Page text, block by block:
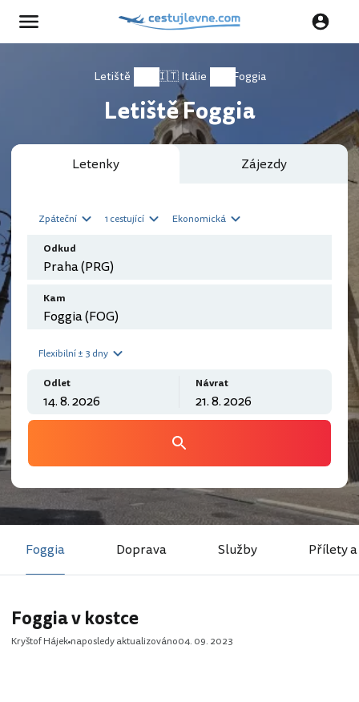
Letiště 🇮🇹 Itálie Foggia
Letiště Foggia
Letenky Zájezdy
Zpáteční 1 cestující Ekonomická
Odkud
Kam
Flexibilní ± 3 dny
Odlet Návrat
Foggia Doprava Služby Přílety
Foggia v kostce
Kryštof Hájek naposledy aktualizováno04. 09. 2023